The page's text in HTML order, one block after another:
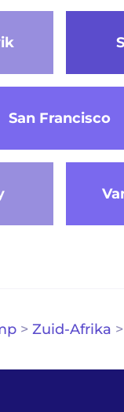
San Francisco
> Zuid-Afrika >